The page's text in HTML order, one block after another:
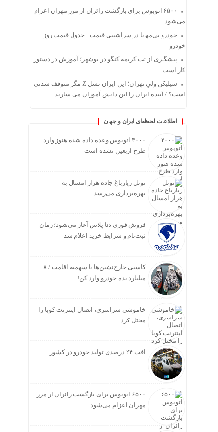
۶۵۰۰ اتوبوس برای بازگشت زائران از مرز مهران اعزام
می‌شود
خودرو بی‌مهابا در سراشیبی قیمت+ جدول قیمت روز
خودرو
پیشگیری از تب کریمه کنگو در بوشهر؛ آموزش در دستور
کار است
سیلیکن ولیِ تهران؛ این ایران نسل Z مگر متوقف شدنی
است؟ / آینده ایران را این دانش آموزان می سازند
اطلاعات لحظه‌ای ایران و جهان
۳۰۰۰ اتوبوس وعده داده شده هنوز وارد
طرح اربعین نشده است
تونل زیارباغ جاده هراز امسال به
بهره‌برداری می‌رسد
فروش فوری دنا پلاس آغاز می‌شود؛ زمان
ثبت‌نام و شرایط خرید اعلام شد
کاسبی خارج‌نشین‌ها با سهمیه اقامت / ۸
میلیارد بده خودرو وارد کن!
خاموشی سراسری، اتصال اینترنت کوبا را
مختل کرد
افت ۲۴ درصدی تولید خودرو در کشور
۶۵۰۰ اتوبوس برای بازگشت زائران از مرز
مهران اعزام می‌شود